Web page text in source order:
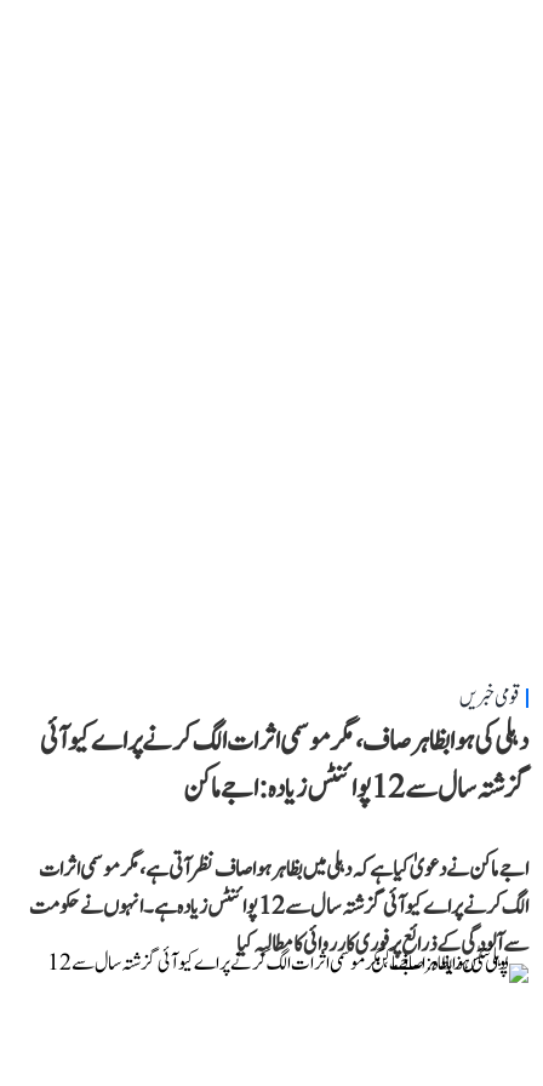
قومی خبریں
دہلی کی ہوا بظاہر صاف، مگر موسمی اثرات الگ کرنے پر اے کیو آئی
گزشتہ سال سے 12 پوائنٹس زیادہ: اجے ماکن
اجے ماکن نے دعویٰ کیا ہے کہ دہلی میں بظاہر ہوا صاف نظر آتی ہے، مگر موسمی اثرات
الگ کرنے پر اے کیو آئی گزشتہ سال سے 12 پوائنٹس زیادہ ہے۔ انہوں نے حکومت
سے آلودگی کے ذرائع پر فوری کارروائی کا مطالبہ کیا